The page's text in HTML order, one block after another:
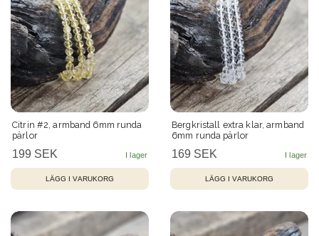
Citrin #2, armband 6mm runda
pärlor
199 SEK
Bergkristall extra klar, armband
6mm runda pärlor
169 SEK